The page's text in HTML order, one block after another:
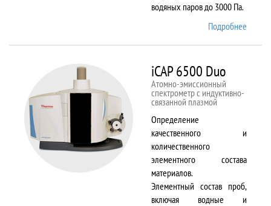
водяных паров до 3000 Па.
Подробнее
iCAP 6500 Duo
Атомно-эмиссионный
спектрометр с индуктивно-
связанной плазмой
Определение
качественного и
количественного
элементного состава
материалов.
Элементный состав проб,
включая водные и